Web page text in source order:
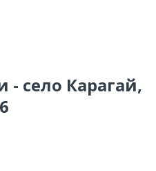
- село Карагай,